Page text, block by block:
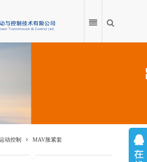
应用案例
动控制 MAV胀紧套